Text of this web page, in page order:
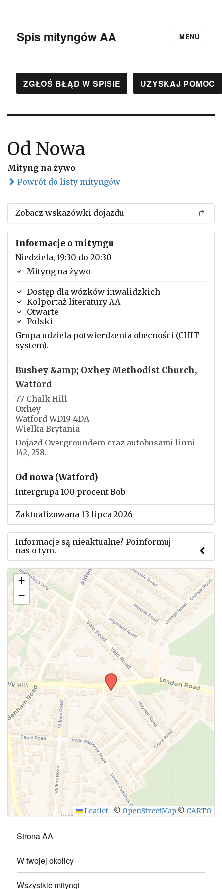
Spis mityngów AA MENU
ZGŁOŚ BŁĄD W SPISIE UZYSKAJ POMOC
Od Nowa
Mityng na żywo
Powrót do listy mityngów
Zobacz wskazówki dojazdu
Informacje o mityngu
Niedziela, 19:30 do 20:30
Mityng na żywo
Dostęp dla wózków inwalidzkich
Kolportaż literatury AA
Otwarte
Polski
Grupa udziela potwierdzenia obecności (CHIT
system).
Bushey &amp; Oxhey Methodist Church,
Watford
77 Chalk Hill
Oxhey
Watford WD19 4DA
Wielka Brytania
Dojazd Overgroundem oraz autobusami linni
142, 258.
Od nowa (Watford)
Intergrupa 100 procent Bob
Zaktualizowana 13 lipca 2026
Informacje są nieaktualne? Poinformuj
nas o tym.
Użyj tego formularza aby przesłać informację o
zmianach w powyższym mityngu.
WYŚLIJ
+
−
Leaflet © OpenStreetMap © CARTO
Strona AA
W twojej okolicy
Wszystkie mityngi